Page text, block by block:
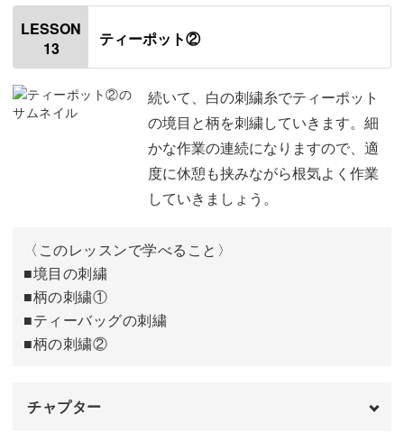
はじめに
使用材料・道具
刺繍をする手順 02:42
持ち手の刺繍をする 04:49
蓋の取手の刺繍をする 09:14
輪郭の刺繍をする
本体の刺繍をする
LESSON
13
ティーポット②
続いて、白の刺繍糸でティーポット
の境目と柄を刺繍していきます。細
かな作業の連続になりますので、適
度に休憩も挟みながら根気よく作業
していきましょう。
〈このレッスンで学べること〉
■境目の刺繍
■柄の刺繍①
■ティーバッグの刺繍
■柄の刺繍②
チャプター